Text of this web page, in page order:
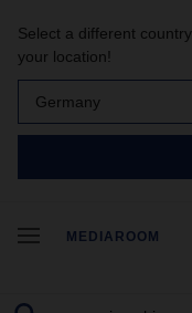
Select a different
your location!
Germany
MEDIAROOM